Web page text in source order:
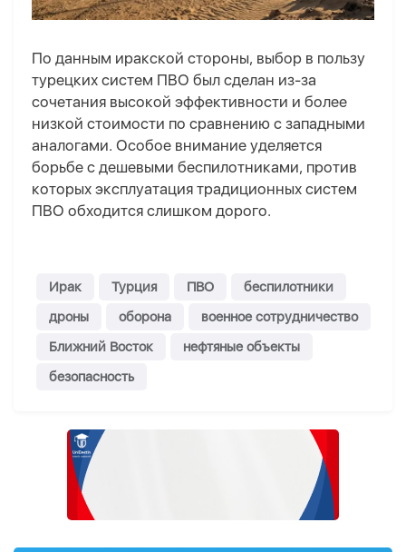
По данным иракской стороны, выбор в пользу
турецких систем ПВО был сделан из-за
сочетания высокой эффективности и более
низкой стоимости по сравнению с западными
аналогами. Особое внимание уделяется
борьбе с дешевыми беспилотниками, против
которых эксплуатация традиционных систем
ПВО обходится слишком дорого.
Ирак Турция ПВО
беспилотники
дроны
оборона
военное сотрудничество
Ближний Восток
нефтяные объекты
безопасность